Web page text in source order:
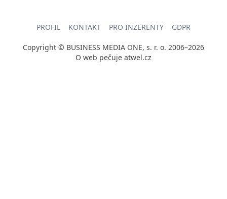
PROFIL KONTAKT PRO INZERENTY GDPR
Copyright © BUSINESS MEDIA ONE, s. r. o. 2006–2026